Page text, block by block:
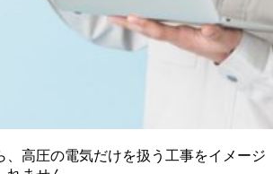
、高圧の電気だけを扱う工事をイメージ